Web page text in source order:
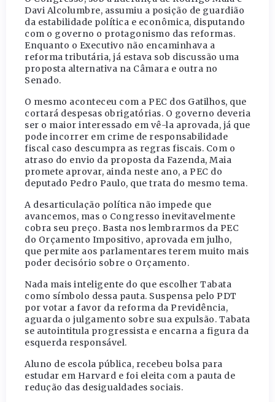
Davi Alcolumbre, assumiu a posição de guardião
da estabilidade política e econômica, disputando
com o governo o protagonismo das reformas.
Enquanto o Executivo não encaminhava a
reforma tributária, já estava sob discussão uma
proposta alternativa na Câmara e outra no
Senado.
O mesmo aconteceu com a PEC dos Gatilhos, que
cortará despesas obrigatórias. O governo deveria
ser o maior interessado em vê-la aprovada, já que
pode incorrer em crime de responsabilidade
fiscal caso descumpra as regras fiscais. Com o
atraso do envio da proposta da Fazenda, Maia
promete aprovar, ainda neste ano, a PEC do
deputado Pedro Paulo, que trata do mesmo tema.
A desarticulação política não impede que
avancemos, mas o Congresso inevitavelmente
cobra seu preço. Basta nos lembrarmos da PEC
do Orçamento Impositivo, aprovada em julho,
que permite aos parlamentares terem muito mais
poder decisório sobre o Orçamento.
Nada mais inteligente do que escolher Tabata
como símbolo dessa pauta. Suspensa pelo PDT
por votar a favor da reforma da Previdência,
aguarda o julgamento sobre sua expulsão. Tabata
se autointitula progressista e encarna a figura da
esquerda responsável.
Aluno de escola pública, recebeu bolsa para
estudar em Harvard e foi eleita com a pauta de
redução das desigualdades sociais.